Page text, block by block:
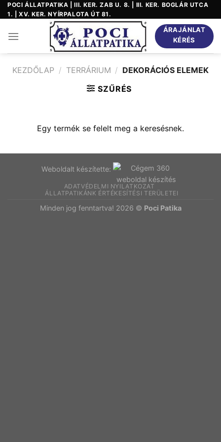
Skip
to
POCI ÁLLATPATIKA | III. KER. ZAB U. 8. | III. KER. BOGLÁR UTCA
1. | XV. KER. NYÍRPALOTA ÚT 81.
ÁRAJÁNLAT
KÉRÉS
KEZDŐLAP / TERRÁRIUM / DEKORÁCIÓS ELEMEK
SZŰRÉS
Egy termék se felelt meg a keresésnek.
Weboldalt készítette:
ADATVÉDELMI NYILATKOZAT
ÁLLATPATIKÁNK ÉRTÉKESÍTÉSI TERÜLETEI
Minden jog fenntartva! 2026 © Poci Patika